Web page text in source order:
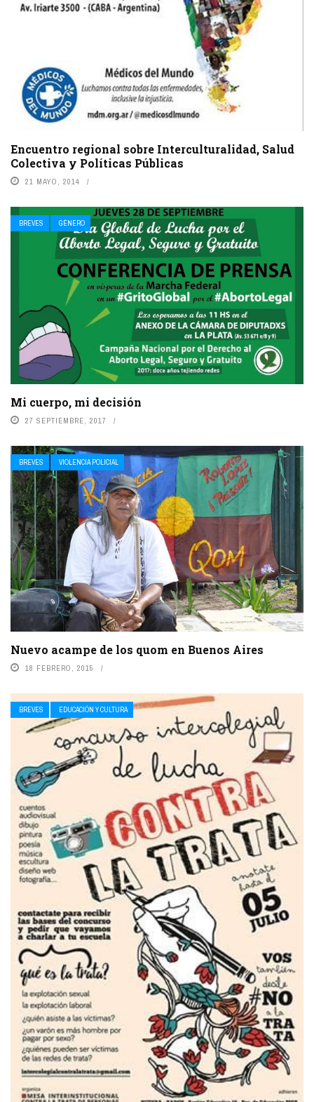
Encuentro regional sobre Interculturalidad, Salud
Colectiva y Políticas Públicas
21 MAYO, 2014
BREVES GÉNERO
Mi cuerpo, mi decisión
27 SEPTIEMBRE, 2017
BREVES VIOLENCIA POLICIAL
Nuevo acampe de los quom en Buenos Aires
18 FEBRERO, 2015
BREVES EDUCACIÓN Y CULTURA